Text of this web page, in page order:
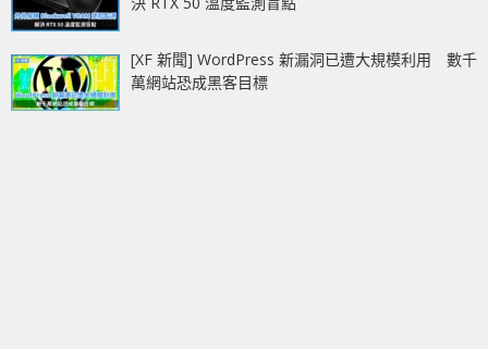
[XF 新聞] WordPress 新漏洞已遭大規模利用 數千
萬網站恐成黑客目標